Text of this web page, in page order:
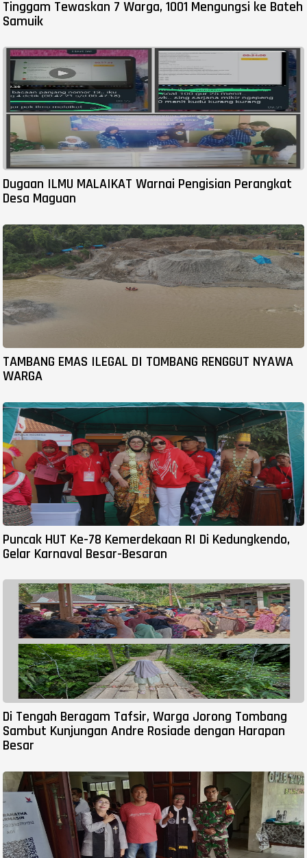
Tinggam Tewaskan 7 Warga, 1001 Mengungsi ke Bateh
Samuik
Dugaan ILMU MALAIKAT Warnai Pengisian Perangkat
Desa Maguan
TAMBANG EMAS ILEGAL DI TOMBANG RENGGUT NYAWA
WARGA
Puncak HUT Ke-78 Kemerdekaan RI Di Kedungkendo,
Gelar Karnaval Besar-Besaran
Di Tengah Beragam Tafsir, Warga Jorong Tombang
Sambut Kunjungan Andre Rosiade dengan Harapan
Besar